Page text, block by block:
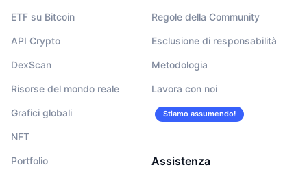
ETF su Bitcoin
API Crypto
DexScan
Risorse del mondo reale
Grafici globali
NFT
Portfolio
Regole della Community
Esclusione di responsabilità
Metodologia
Lavora con noi
Stiamo assumendo!
Assistenza